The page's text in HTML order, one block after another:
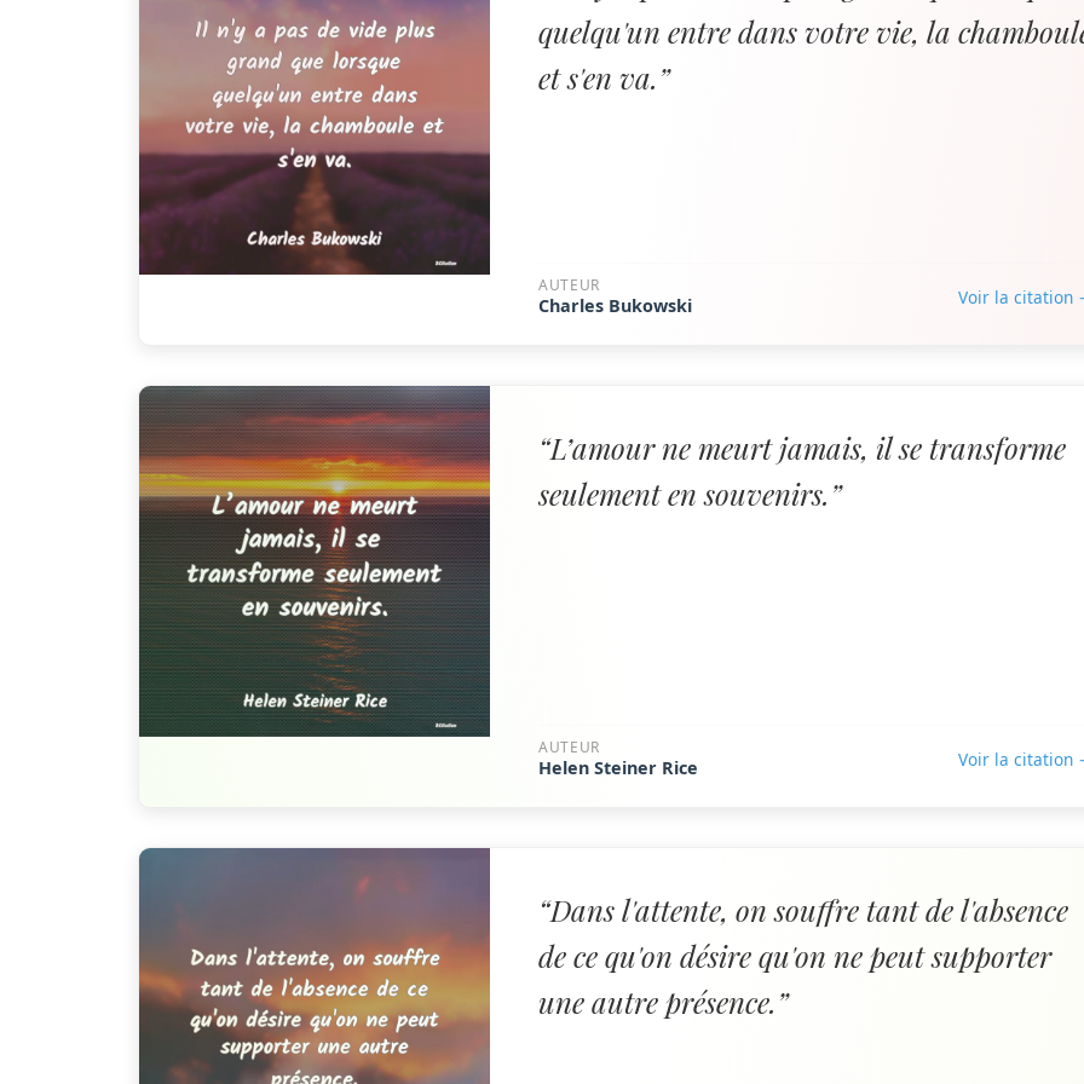
quelqu'un entre dans votre vie, la
et s'en va.”
AUTEUR
Charles Bukowski Voir la citation
“L’amour ne meurt jamais, il se transforme
seulement en souvenirs.”
AUTEUR
Helen Steiner Rice Voir la citation
“Dans l'attente, on souffre tant de l'absence
de ce qu'on désire qu'on ne peut supporter
une autre présence.”